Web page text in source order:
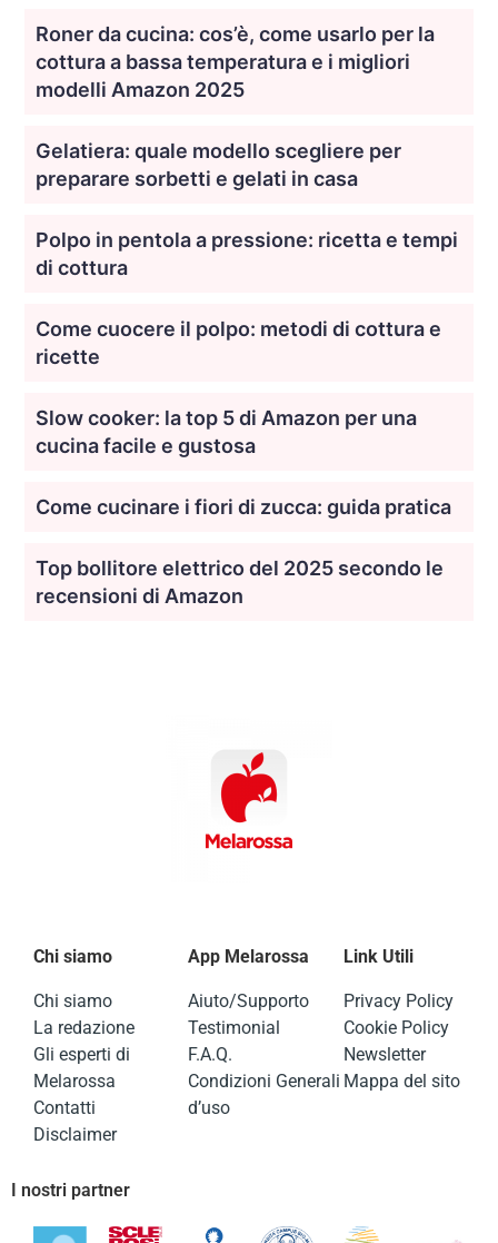
Roner da cucina: cos’è, come usarlo per la
cottura a bassa temperatura e i migliori
modelli Amazon 2025
Gelatiera: quale modello scegliere per
preparare sorbetti e gelati in casa
Polpo in pentola a pressione: ricetta e tempi
di cottura
Come cuocere il polpo: metodi di cottura e
ricette
Slow cooker: la top 5 di Amazon per una
cucina facile e gustosa
Come cucinare i fiori di zucca: guida pratica
Top bollitore elettrico del 2025 secondo le
recensioni di Amazon
Chi siamo
Chi siamo
La redazione
Gli esperti di
Melarossa
Contatti
Disclaimer
App Melarossa
Aiuto/Supporto
Testimonial
F.A.Q.
Condizioni Generali
d’uso
Link Utili
Privacy Policy
Cookie Policy
Newsletter
Mappa del sito
I nostri partner